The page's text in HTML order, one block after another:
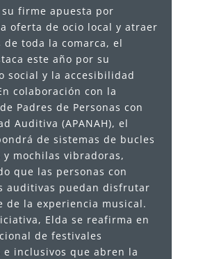
su firme apuesta por
oferta de ocio local y atraer
de toda la comarca, el
este año por su
social y la accesibilidad
colaboración con la
Padres de Personas con
Auditiva (APANAH), el
de sistemas de bucles
y mochilas vibradoras,
que las personas con
auditivas puedan disfrutar
de la experiencia musical.
Elda se reafirma en
de festivales
e inclusivos que abren la